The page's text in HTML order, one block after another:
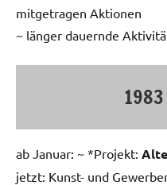
mitgetragen Aktionen
~ länger dauernde
ab Januar: ~ *Projekt:
jetzt: Kunst- und